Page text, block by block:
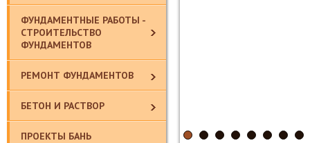
ФУНДАМЕНТНЫЕ РАБОТЫ -
СТРОИТЕЛЬСТВО
ФУНДАМЕНТОВ
РЕМОНТ ФУНДАМЕНТОВ
БЕТОН И РАСТВОР
ПРОЕКТЫ БАНЬ